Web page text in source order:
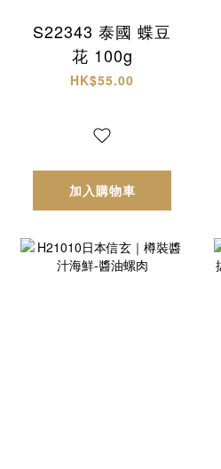
S22343 泰國 蝶豆
花 100g
HK$55.00
加入購物車